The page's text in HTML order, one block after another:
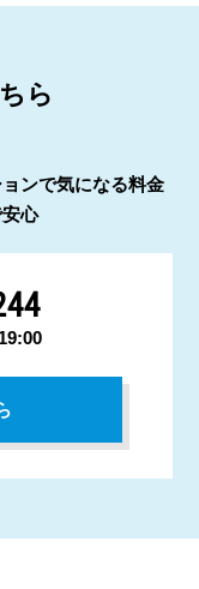
ら
ンで気になる料金
心